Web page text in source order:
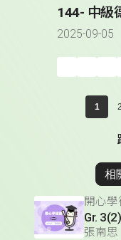
144- 中級
2025-09-05
1 2
相
開心
Gr.
張南思